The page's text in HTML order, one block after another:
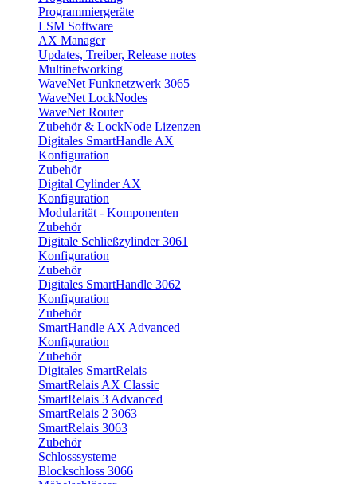
Programmiergeräte
LSM Software
AX Manager
Updates, Treiber, Release notes
Multinetworking
WaveNet Funknetzwerk 3065
WaveNet LockNodes
WaveNet Router
Zubehör & LockNode Lizenzen
Digitales SmartHandle AX
Konfiguration
Zubehör
Digital Cylinder AX
Konfiguration
Modularität - Komponenten
Zubehör
Digitale Schließzylinder 3061
Konfiguration
Zubehör
Digitales SmartHandle 3062
Konfiguration
Zubehör
SmartHandle AX Advanced
Konfiguration
Zubehör
Digitales SmartRelais
SmartRelais AX Classic
SmartRelais 3 Advanced
SmartRelais 2 3063
SmartRelais 3063
Zubehör
Schlosssysteme
Blockschloss 3066